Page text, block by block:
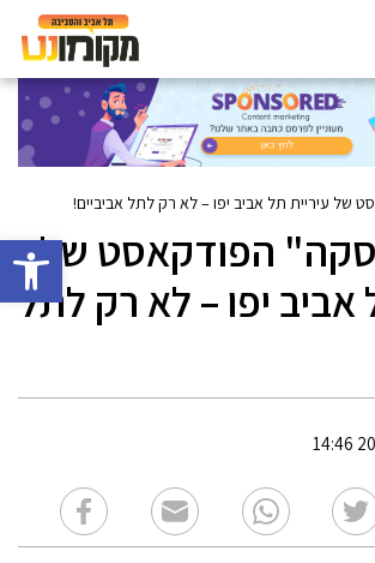
פתח
של עיריית תל אביב יפו – לא רק לתל אביביים!
הפודקאסט של
אביב יפו – לא רק לתל